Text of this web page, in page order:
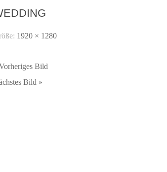
1920 × 1280
Bild
Bild »